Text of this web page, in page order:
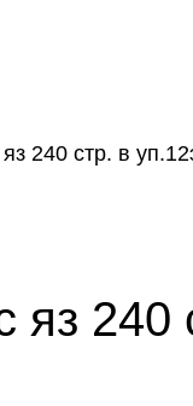
240 стр. в
240